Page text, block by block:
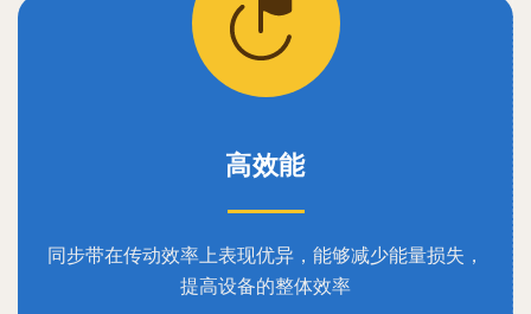
高效能
同步带在传动效率上表现优异，能够减少能量损失，
提高设备的整体效率